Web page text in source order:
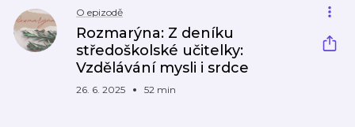
O epizodě
Rozmarýna: Z deníku
středoškolské učitelky:
Vzdělávání mysli i srdce
26. 6. 2025 52 min